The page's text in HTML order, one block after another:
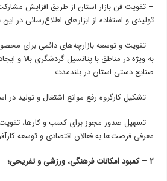
– تقویت فن بازار استان از طریق افزایش
تولیدی و استفاده از ابزارهای اطلاع‌رسانی در این
– تقویت و توسعه بازارچه‌های دائمی برای
به ویژه در مناطق با پتانسیل گردشگری بالا و
صنایع دستی استان در بلندمدت.
– تشکیل کارگروه رفع موانع اشتغال و تولید در
– تسهیل صدور مجوز برای کسب و کارها،
معرفی فرصت‌ها به فعالان اقتصادی و توسعه
۲ – کمبود امکانات فرهنگی، ورزشی و تفریحی؛